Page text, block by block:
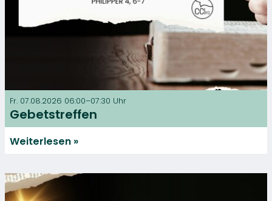
Fr. 07.08.2026 06:00–07:30 Uhr
Gebetstreffen
Weiterlesen